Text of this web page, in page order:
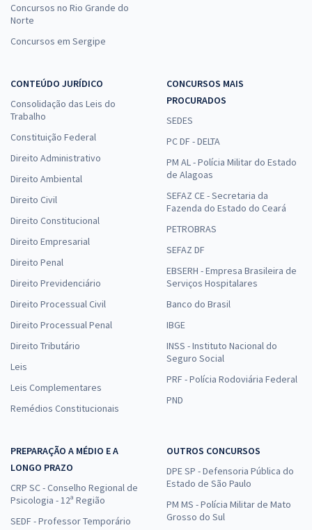
Concursos no Rio Grande do
Norte
Concursos em Sergipe
CONTEÚDO JURÍDICO
Consolidação das Leis do
Trabalho
Constituição Federal
Direito Administrativo
Direito Ambiental
Direito Civil
Direito Constitucional
Direito Empresarial
Direito Penal
Direito Previdenciário
Direito Processual Civil
Direito Processual Penal
Direito Tributário
Leis
Leis Complementares
Remédios Constitucionais
CONCURSOS MAIS
PROCURADOS
SEDES
PC DF - DELTA
PM AL - Polícia Militar do Estado
de Alagoas
SEFAZ CE - Secretaria da
Fazenda do Estado do Ceará
PETROBRAS
SEFAZ DF
EBSERH - Empresa Brasileira de
Serviços Hospitalares
Banco do Brasil
IBGE
INSS - Instituto Nacional do
Seguro Social
PRF - Polícia Rodoviária Federal
PND
PREPARAÇÃO A MÉDIO E A
LONGO PRAZO
CRP SC - Conselho Regional de
Psicologia - 12ª Região
SEDF - Professor Temporário
OUTROS CONCURSOS
DPE SP - Defensoria Pública do
Estado de São Paulo
PM MS - Polícia Militar de Mato
Grosso do Sul